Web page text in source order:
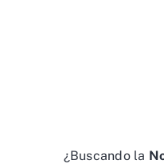
¿Buscando la